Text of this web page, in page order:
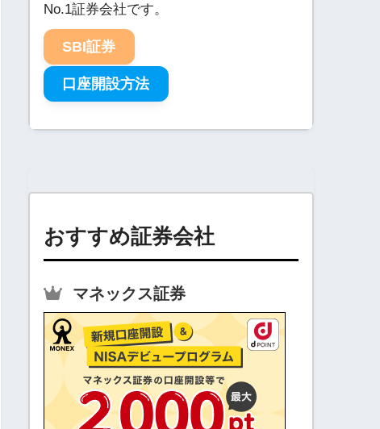
No.1証券会社です。
SBI証券
口座開設方法
おすすめ証券会社
マネックス証券